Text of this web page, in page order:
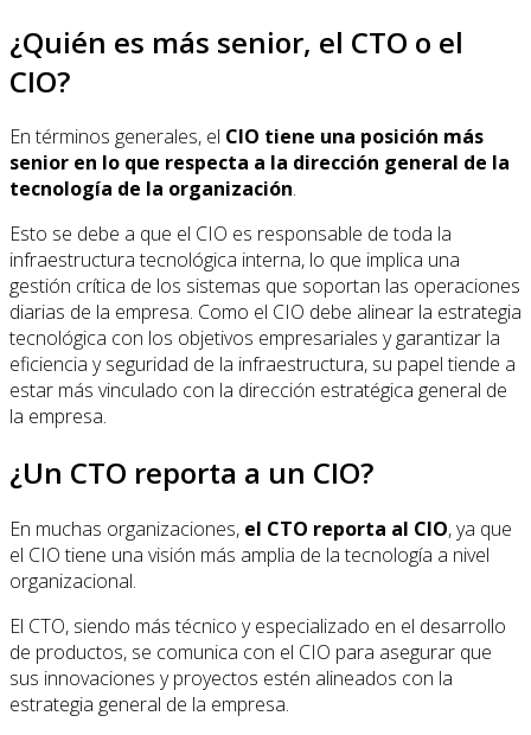
¿Quién es más senior, el CTO o el
CIO?
En términos generales, el CIO tiene una posición más
senior en lo que respecta a la dirección general de la
tecnología de la organización.
Esto se debe a que el CIO es responsable de toda la
infraestructura tecnológica interna, lo que implica una
gestión crítica de los sistemas que soportan las operaciones
diarias de la empresa. Como el CIO debe alinear la estrategia
tecnológica con los objetivos empresariales y garantizar la
eficiencia y seguridad de la infraestructura, su papel tiende a
estar más vinculado con la dirección estratégica general de
la empresa.
¿Un CTO reporta a un CIO?
En muchas organizaciones, el CTO reporta al CIO, ya que
el CIO tiene una visión más amplia de la tecnología a nivel
organizacional.
El CTO, siendo más técnico y especializado en el desarrollo
de productos, se comunica con el CIO para asegurar que
sus innovaciones y proyectos estén alineados con la
estrategia general de la empresa.